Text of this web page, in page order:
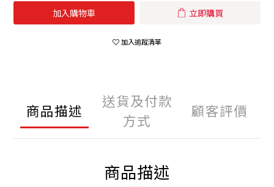
加入購物車 立即購買
加入追蹤清單
商品描述
送貨及付款
方式
顧客評價
商品描述